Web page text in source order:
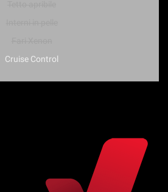
Cruise Control